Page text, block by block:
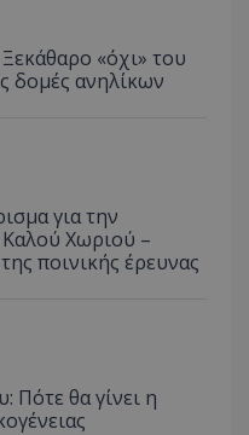
«όχι» του
δομές ανηλίκων
για την
Χωριού –
ποινικής έρευνας
Πότε θα γίνει η